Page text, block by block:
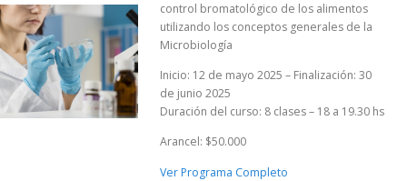
control bromatológico de los alimentos
utilizando los conceptos generales de la
Microbiología
Inicio: 12 de mayo 2025 – Finalización: 30
de junio 2025
Duración del curso: 8 clases – 18 a 19.30 hs
Arancel: $50.000
Ver Programa Completo